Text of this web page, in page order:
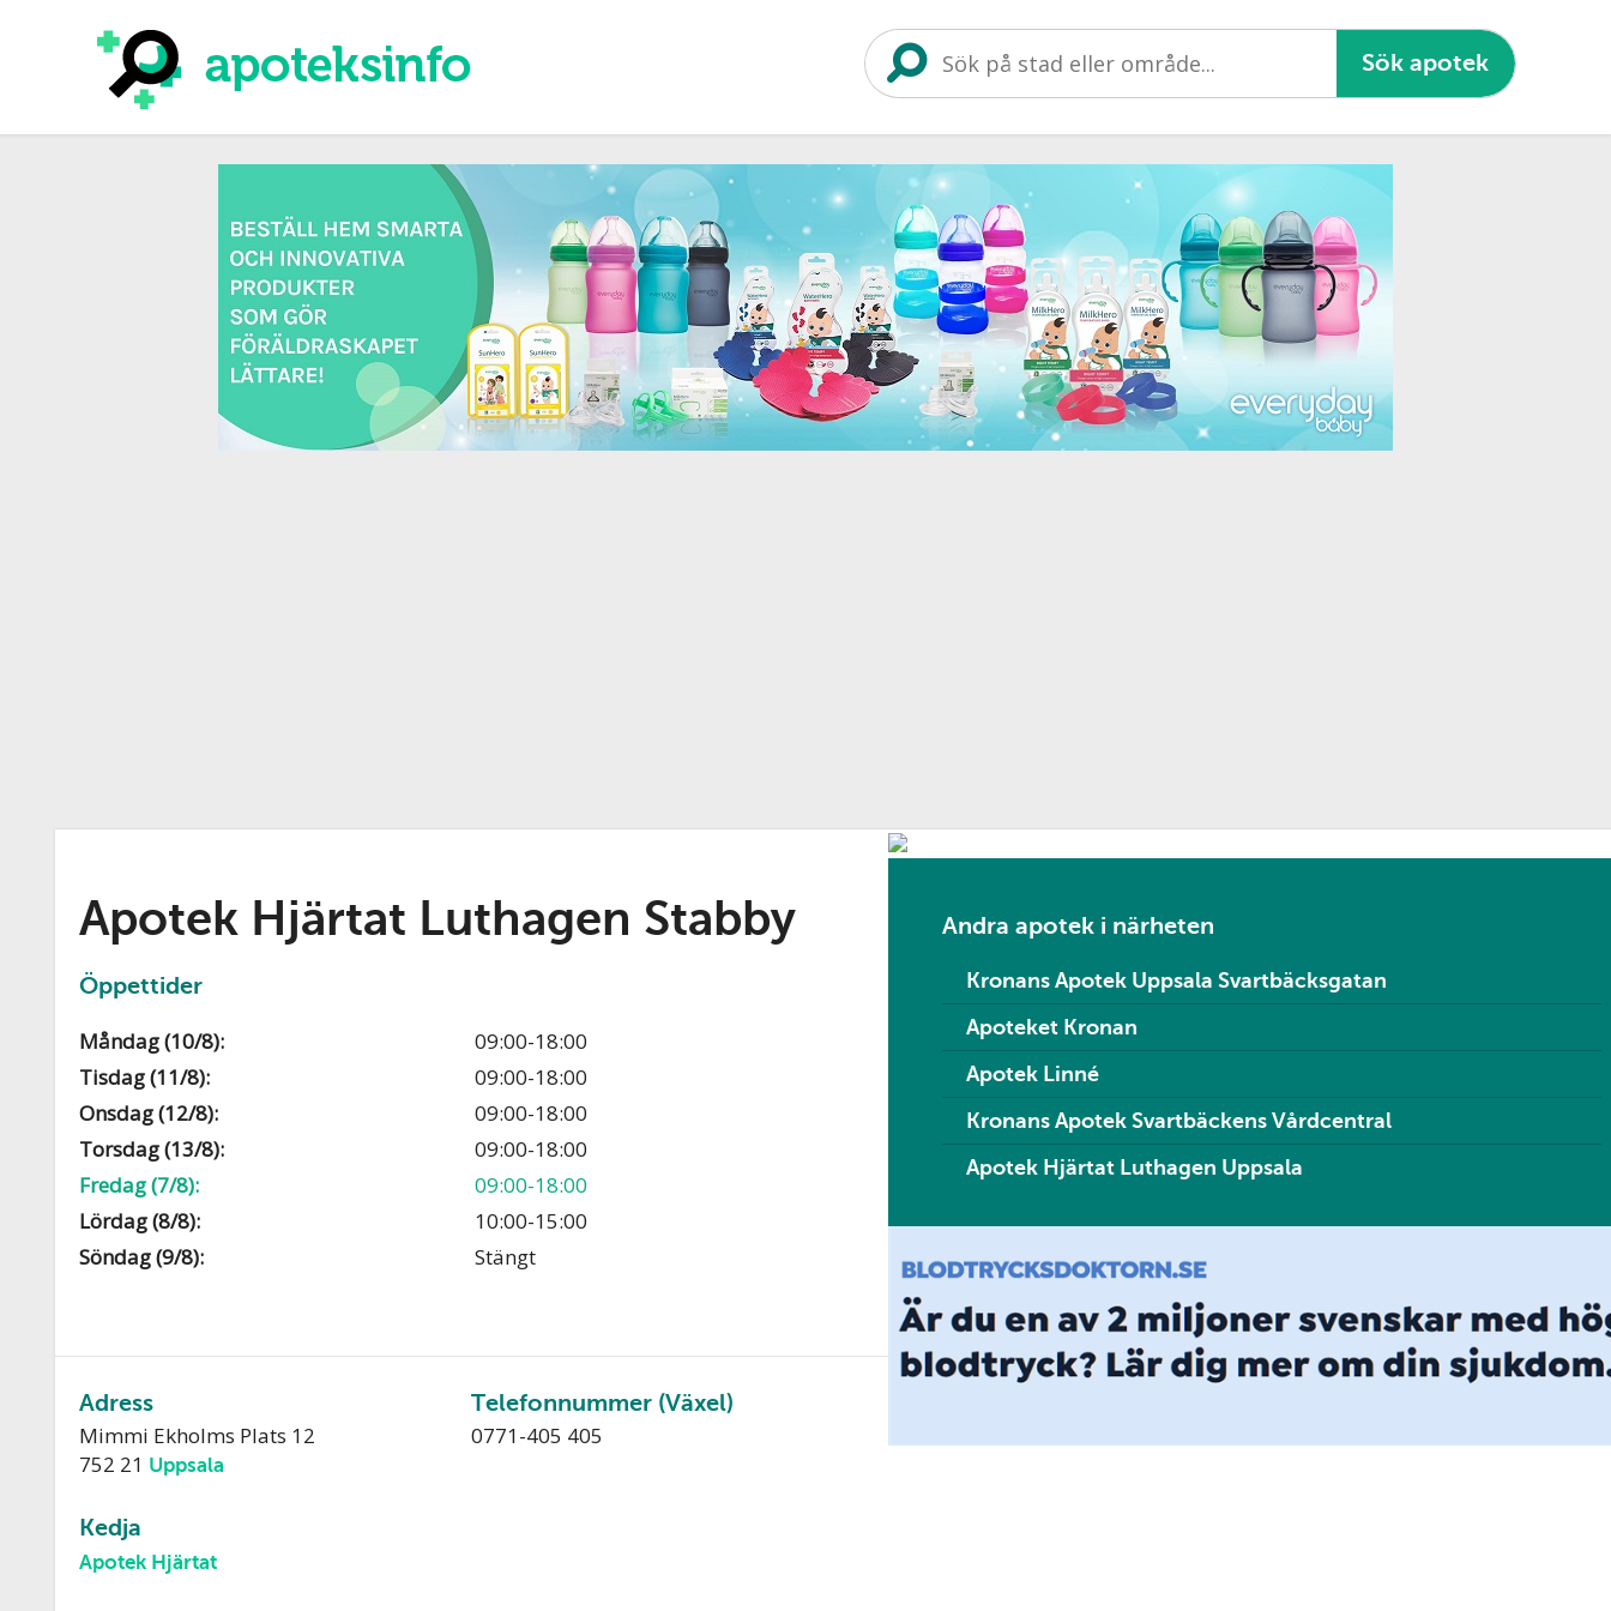
Sök apotek
Apotek Hjärtat Luthagen Stabby
Öppettider
Måndag (10/8):
09:00-18:00
Tisdag (11/8):
09:00-18:00
Onsdag (12/8):
09:00-18:00
Torsdag (13/8):
09:00-18:00
Fredag (7/8):
09:00-18:00
Lördag (8/8):
10:00-15:00
Söndag (9/8):
Stängt
Adress
Mimmi Ekholms Plats 12
752 21 Uppsala
Telefonnummer (Växel)
0771-405 405
Kedja
Apotek Hjärtat
Andra apotek i närheten
Kronans Apotek Uppsala Svartbäcksgatan
Apoteket Kronan
Apotek Linné
Kronans Apotek Svartbäckens Vårdcentral
Apotek Hjärtat Luthagen Uppsala